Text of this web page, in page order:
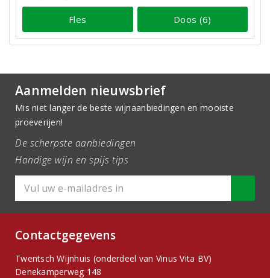
Fles Doos (6)
Aanmelden nieuwsbrief
Mis niet langer de beste wijnaanbiedingen en mooiste
proeverijen!
De scherpste aanbiedingen
Handige wijn en spijs tips
Contactgegevens
Twentsch Wijnhuis (onderdeel van Vinus Vita BV)
Denekamperweg 148